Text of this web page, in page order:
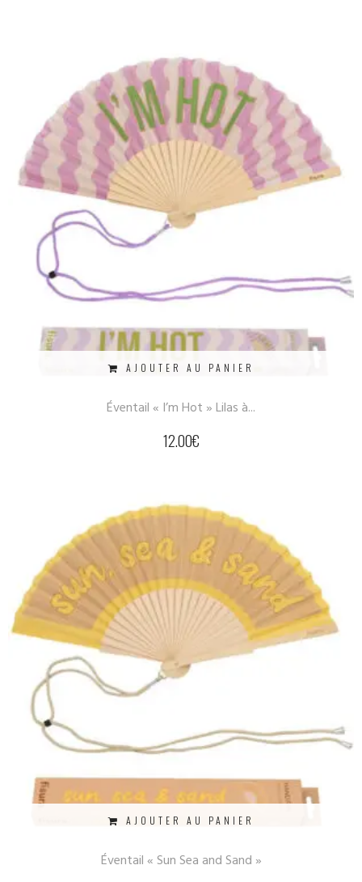
AJOUTER AU PANIER
Éventail « I’m Hot » Lilas à...
12.00€
AJOUTER AU PANIER
Éventail « Sun Sea and Sand »